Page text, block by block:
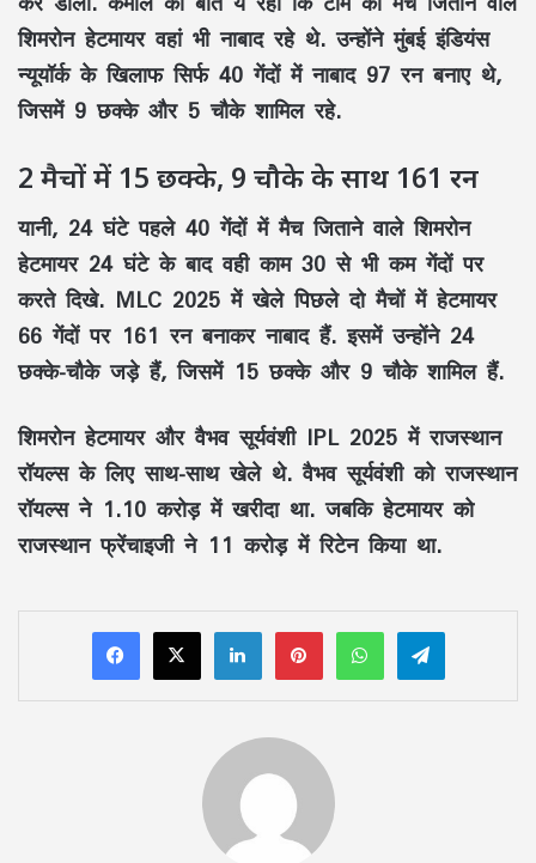
शिमरोन हेटमायर वहां भी नाबाद रहे थे. उन्होंने मुंबई इंडियंस
न्यूयॉर्क के खिलाफ सिर्फ 40 गेंदों में नाबाद 97 रन बनाए थे,
जिसमें 9 छक्के और 5 चौके शामिल रहे.
2 मैचों में 15 छक्के, 9 चौके के साथ 161 रन
यानी, 24 घंटे पहले 40 गेंदों में मैच जिताने वाले शिमरोन
हेटमायर 24 घंटे के बाद वही काम 30 से भी कम गेंदों पर
करते दिखे. MLC 2025 में खेले पिछले दो मैचों में हेटमायर
66 गेंदों पर 161 रन बनाकर नाबाद हैं. इसमें उन्होंने 24
छक्के-चौके जड़े हैं, जिसमें 15 छक्के और 9 चौके शामिल हैं.
शिमरोन हेटमायर और वैभव सूर्यवंशी IPL 2025 में राजस्थान
रॉयल्स के लिए साथ-साथ खेले थे. वैभव सूर्यवंशी को राजस्थान
रॉयल्स ने 1.10 करोड़ में खरीदा था. जबकि हेटमायर को
राजस्थान फ्रेंचाइजी ने 11 करोड़ में रिटेन किया था.
LinkedInPinterestWhatsAppTelegram